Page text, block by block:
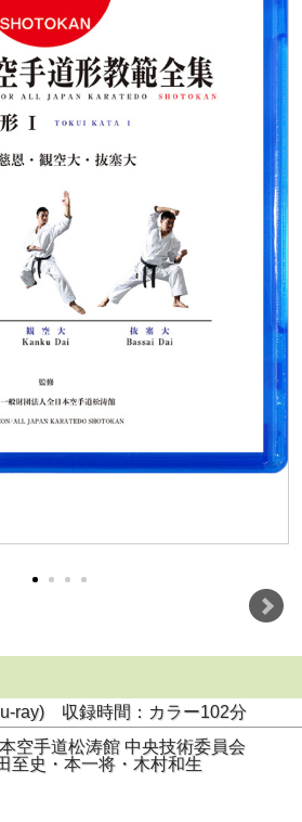
ray) 収録時間：カラー102分
空手道松涛館 中央技術委員会
至史・本一将・木村和生